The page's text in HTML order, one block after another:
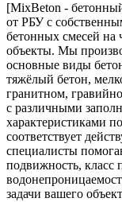
[MixBeton -
от РБУ с
бетонных смесей на
объекты. Мы
основные виды
тяжёлый бетон,
гранитном,
с различными
характеристиками
соответствует
специалисты
подвижность, класс
задачи вашего